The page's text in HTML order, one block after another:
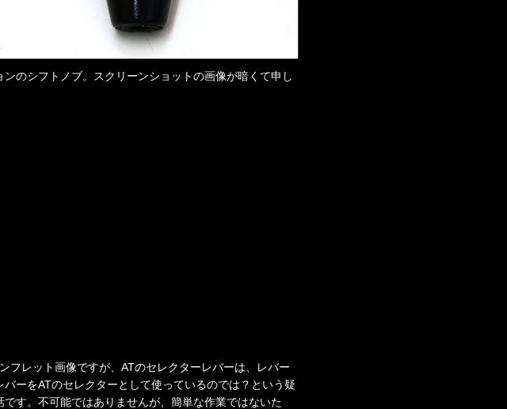
のシフトノブ。スクリーンショットの画像が暗くて申し
フレット画像ですが、ATのセレクターレバーは、レバー
ーをATのセレクターとして使っているのでは？という疑
す。不可能ではありませんが、簡単な作業ではないた